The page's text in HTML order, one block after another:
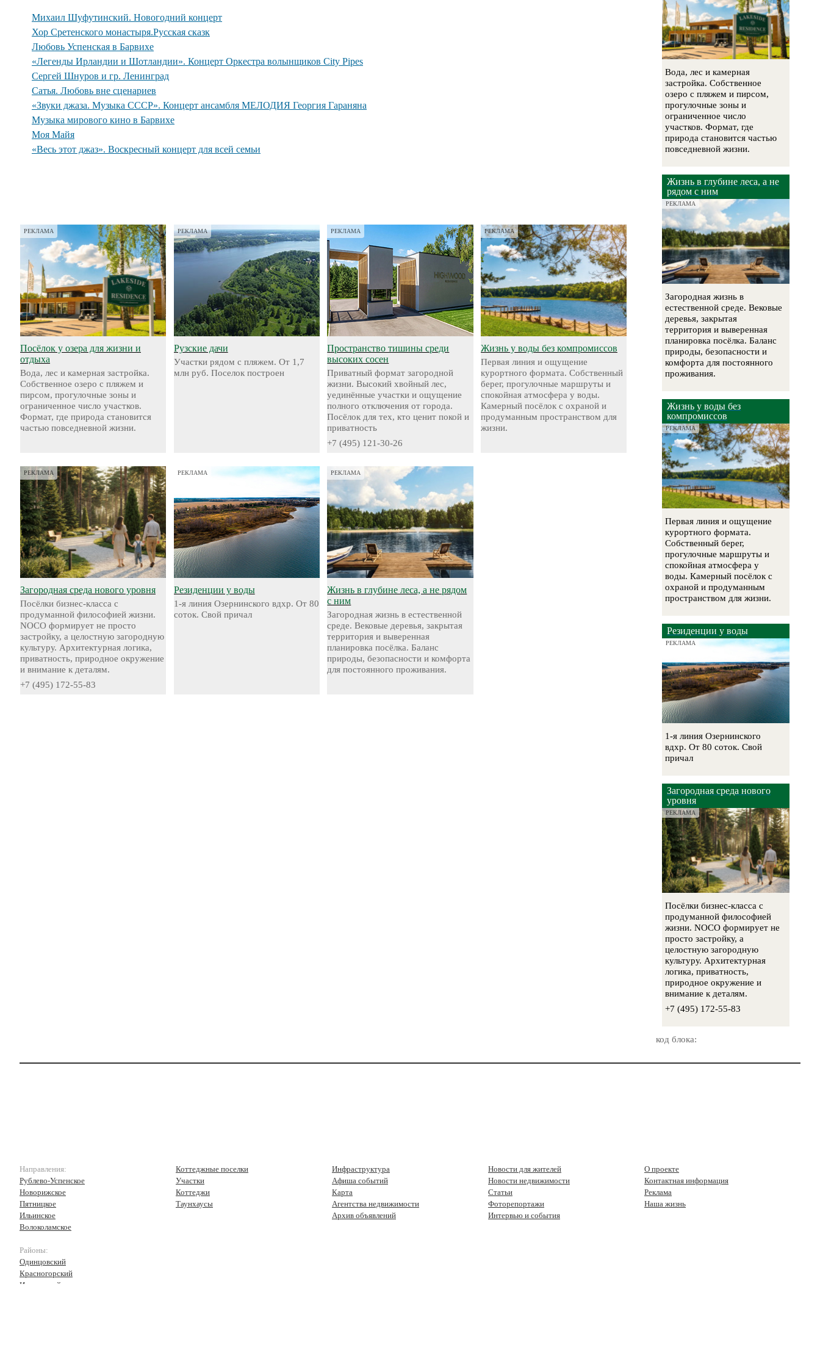
Михаил Шуфутинский. Новогодний концерт
Хор Сретенского монастыря.Русская сказк
Любовь Успенская в Барвихе
«Легенды Ирландии и Шотландии». Концерт Оркестра волынщиков City Pipes
Сергей Шнуров и гр. Ленинград
Сатья. Любовь вне сценариев
«Звуки джаза. Музыка СССР». Концерт ансамбля МЕЛОДИЯ Георгия Гараняна
Музыка мирового кино в Барвихе
Моя Майя
«Весь этот джаз». Воскресный концерт для всей семьи
РЕКЛАМА
Посёлок у озера для жизни и
отдыха
Вода, лес и камерная застройка.
Собственное озеро с пляжем и
пирсом, прогулочные зоны и
ограниченное число участков.
Формат, где природа становится
частью повседневной жизни.
РЕКЛАМА
Рузские дачи
Участки рядом с пляжем. От 1,7
млн руб. Поселок построен
РЕКЛАМА
Пространство тишины среди
высоких сосен
Приватный формат загородной
жизни. Высокий хвойный лес,
уединённые участки и ощущение
полного отключения от города.
Посёлок для тех, кто ценит покой и
приватность
+7 (495) 121-30-26
РЕКЛАМА
Жизнь у воды без компромиссов
Первая линия и ощущение
курортного формата. Собственный
берег, прогулочные маршруты и
спокойная атмосфера у воды.
Камерный посёлок с охраной и
продуманным пространством для
жизни.
РЕКЛАМА
Загородная среда нового уровня
Посёлки бизнес-класса с
продуманной философией жизни.
NOCO формирует не просто
застройку, а целостную загородную
культуру. Архитектурная логика,
приватность, природное окружение
и внимание к деталям.
+7 (495) 172-55-83
РЕКЛАМА
Резиденции у воды
1-я линия Озернинского вдхр. От 80
соток. Свой причал
РЕКЛАМА
Жизнь в глубине леса, а не рядом
с ним
Загородная жизнь в естественной
среде. Вековые деревья, закрытая
территория и выверенная
планировка посёлка. Баланс
природы, безопасности и комфорта
для постоянного проживания.
Вода, лес и камерная
застройка. Собственное
озеро с пляжем и пирсом,
прогулочные зоны и
ограниченное число
участков. Формат, где
природа становится частью
повседневной жизни.
Жизнь в глубине леса, а не
рядом с ним
РЕКЛАМА
Загородная жизнь в
естественной среде. Вековые
деревья, закрытая
территория и выверенная
планировка посёлка. Баланс
природы, безопасности и
комфорта для постоянного
проживания.
Жизнь у воды без
компромиссов
РЕКЛАМА
Первая линия и ощущение
курортного формата.
Собственный берег,
прогулочные маршруты и
спокойная атмосфера у
воды. Камерный посёлок с
охраной и продуманным
пространством для жизни.
Резиденции у воды
РЕКЛАМА
1-я линия Озернинского
вдхр. От 80 соток. Свой
причал
Загородная среда нового
уровня
РЕКЛАМА
Посёлки бизнес-класса с
продуманной философией
жизни. NOCO формирует не
просто застройку, а
целостную загородную
культуру. Архитектурная
логика, приватность,
природное окружение и
внимание к деталям.
+7 (495) 172-55-83
код блока:
Направления:
Рублево-Успенское
Новорижское
Пятницкое
Ильинское
Волоколамское
Районы:
Одинцовский
Красногорский
Истринский
Коттеджные поселки
Участки
Коттеджи
Таунхаусы
Инфраструктура
Афиша событий
Карта
Агентства недвижимости
Архив объявлений
Новости для жителей
Новости недвижимости
Статьи
Фоторепортажи
Интервью и события
О проекте
Контактная информация
Реклама
Наша жизнь